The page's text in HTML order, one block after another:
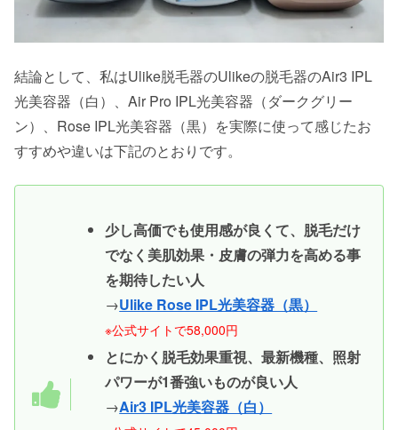
結論として、私はUlike脱毛器のUlikeの脱毛器のAir3 IPL
光美容器（白）、Air Pro IPL光美容器（ダークグリー
ン）、Rose IPL光美容器（黒）を実際に使って感じたお
すすめや違いは下記のとおりです。
少し高価でも使用感が良くて、脱毛だけ
でなく美肌効果・皮膚の弾力を高める事
を期待したい人
→Ulike Rose IPL光美容器（黒）
※公式サイトで58,000円
とにかく脱毛効果重視、最新機種、照射
パワーが1番強いものが良い人
→Air3 IPL光美容器（白）